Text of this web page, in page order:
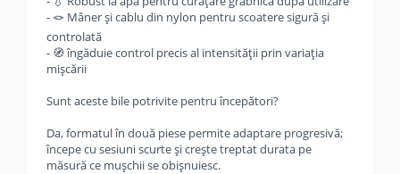
- 🪢 Mâner și cablu din nylon pentru scoatere sigură și
controlată
- 🧭 îngăduie control precis al intensității prin variația
mișcării
Sunt aceste bile potrivite pentru începători?
Da, formatul în două piese permite adaptare progresivă;
începe cu sesiuni scurte și crește treptat durata pe
măsură ce mușchii se obișnuiesc.